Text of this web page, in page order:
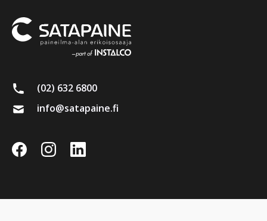
(02) 632 6800
info@satapaine.fi